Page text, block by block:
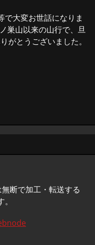
で大変お世話になりま
巣山以来の山行で、旦
がとうございました。
断で加工・転送する